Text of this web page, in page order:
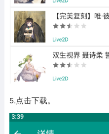
5.点击下载。